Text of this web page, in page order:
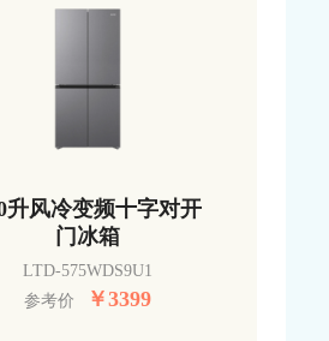
升风冷变频十字对开
门冰箱
LTD-575WDS9U1
参考价
￥3399